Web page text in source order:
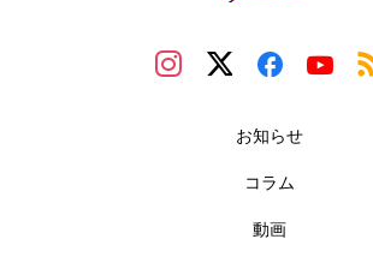
お知らせ
コラム
動画